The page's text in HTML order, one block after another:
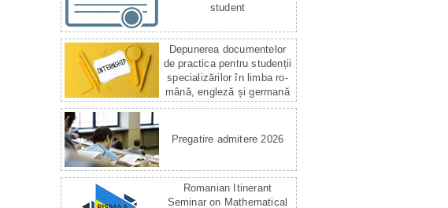
student
Depunerea documentelor
de practica pentru studenții
specializărilor în limba ro­
mână, engleză și germană
Pregatire admitere 2026
Romanian Itinerant
Seminar on Mathematical